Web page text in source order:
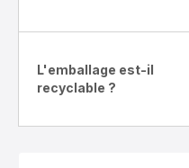
L'emballage est-il
recyclable ?